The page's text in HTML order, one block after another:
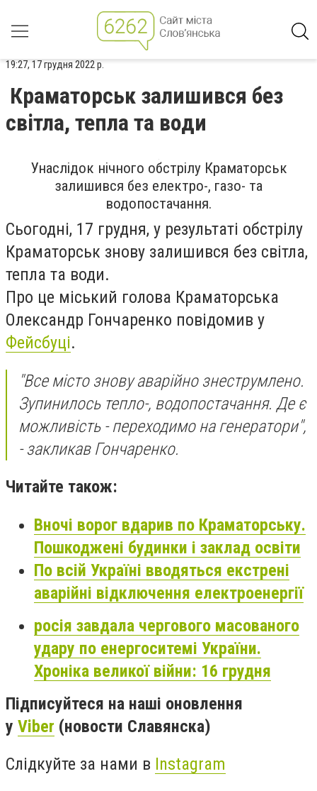
19:27, 17 грудня 2022 р.
Краматорськ залишився без
світла, тепла та води
Унаслідок нічного обстрілу Краматорськ
залишився без електро-, газо- та
водопостачання.
Сьогодні, 17 грудня, у результаті обстрілу
Краматорськ знову залишився без світла,
тепла та води.
Про це міський голова Краматорська
Олександр Гончаренко повідомив у
Фейсбуці.
"Все місто знову аварійно знеструмлено.
Зупинилось тепло-, водопостачання. Де є
можливість - переходимо на генератори",
- закликав Гончаренко.
Читайте також:
Вночі ворог вдарив по Краматорську.
Пошкоджені будинки і заклад освіти
По всій Україні вводяться екстрені
аварійні відключення електроенергії
росія завдала чергового масованого
удару по енергоситемі України.
Хроніка великої війни: 16 грудня
Підписуйтеся на наші оновлення
у Viber (новости Славянска)
Слідкуйте за нами в Instagram